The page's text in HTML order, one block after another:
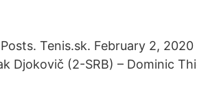
Tenis.sk. February 2, 2020
Djokovič (2-SRB) – Dominic